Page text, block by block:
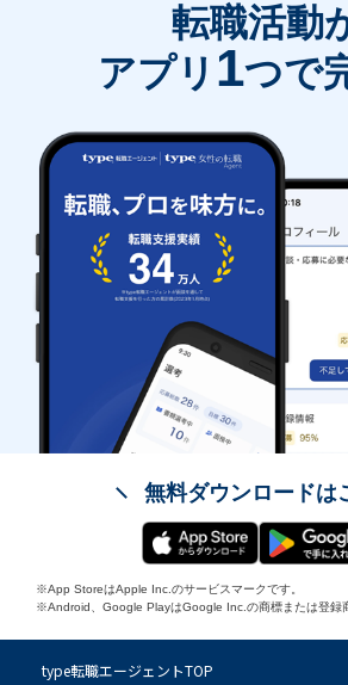
転職活動
アプリ 1つで
無料ダウンロードは
※App StoreはApple Inc.のサービスマークです。
※Android、Google PlayはGoogle Inc.の商標または登録
type転職エージェントTOP